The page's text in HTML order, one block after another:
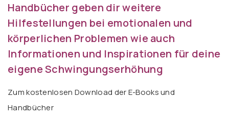
Handbücher geben dir weitere
Hilfestellungen bei emotionalen und
körperlichen Problemen wie auch
Informationen und Inspirationen für deine
eigene Schwingungserhöhung
Zum kostenlosen Download der E-Books und
Handbücher